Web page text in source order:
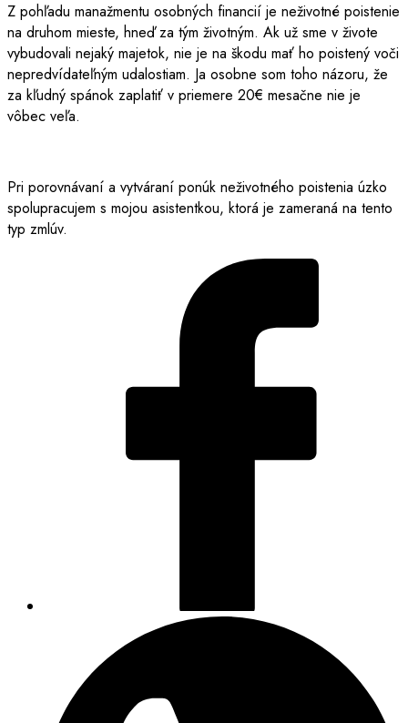
Z pohľadu manažmentu osobných financií je neživotné poistenie
na druhom mieste, hneď za tým životným. Ak už sme v živote
vybudovali nejaký majetok, nie je na škodu mať ho poistený voči
nepredvídateľným udalostiam. Ja osobne som toho názoru, že
za kľudný spánok zaplatiť v priemere 20€ mesačne nie je
vôbec veľa.
Pri porovnávaní a vytváraní ponúk neživotného poistenia úzko
spolupracujem s mojou asistentkou, ktorá je zameraná na tento
typ zmlúv.